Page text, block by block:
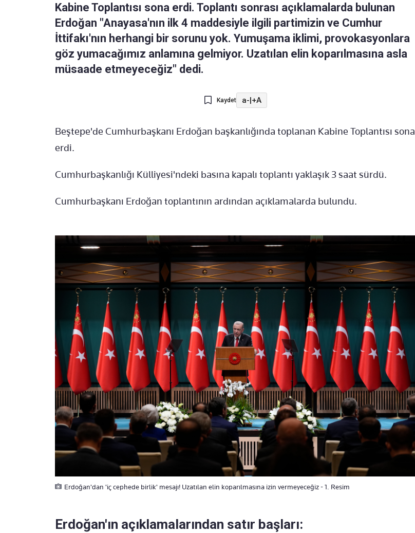
Kabine Toplantısı sona erdi. Toplantı sonrası açıklamalarda bulunan
Erdoğan "Anayasa'nın ilk 4 maddesiyle ilgili partimizin ve Cumhur
İttifakı'nın herhangi bir sorunu yok. Yumuşama iklimi, provokasyonlara
göz yumacağımız anlamına gelmiyor. Uzatılan elin koparılmasına asla
müsaade etmeyeceğiz" dedi.
Kaydet a-|+A
Beştepe'de Cumhurbaşkanı Erdoğan başkanlığında toplanan Kabine Toplantısı sona
erdi.
Cumhurbaşkanlığı Külliyesi'ndeki basına kapalı toplantı yaklaşık 3 saat sürdü.
Cumhurbaşkanı Erdoğan toplantının ardından açıklamalarda bulundu.
Erdoğan'dan 'iç cephede birlik' mesajı! Uzatılan elin koparılmasına izin vermeyeceğiz - 1. Resim
Erdoğan'ın açıklamalarından satır başları: